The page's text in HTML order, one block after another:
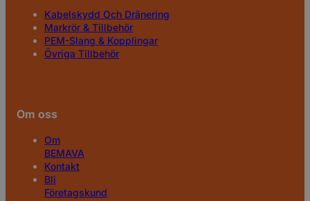
Kabelskydd Och Dränering
Markrör & Tillbehör
PEM-Slang & Kopplingar
Övriga Tillbehör
Om oss
Om
BEMAVA
Kontakt
Bli
Företagskund